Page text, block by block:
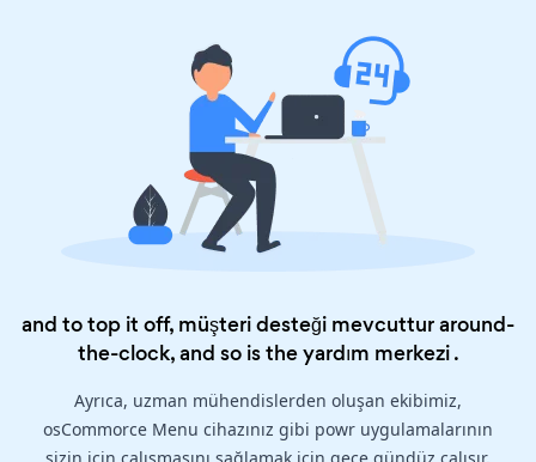
and to top it off, müşteri desteği mevcuttur around-
the-clock, and so is theyardım merkezi.
Ayrıca, uzman mühendislerden oluşan ekibimiz,
osCommorce Menu cihazınız gibi powr uygulamalarının